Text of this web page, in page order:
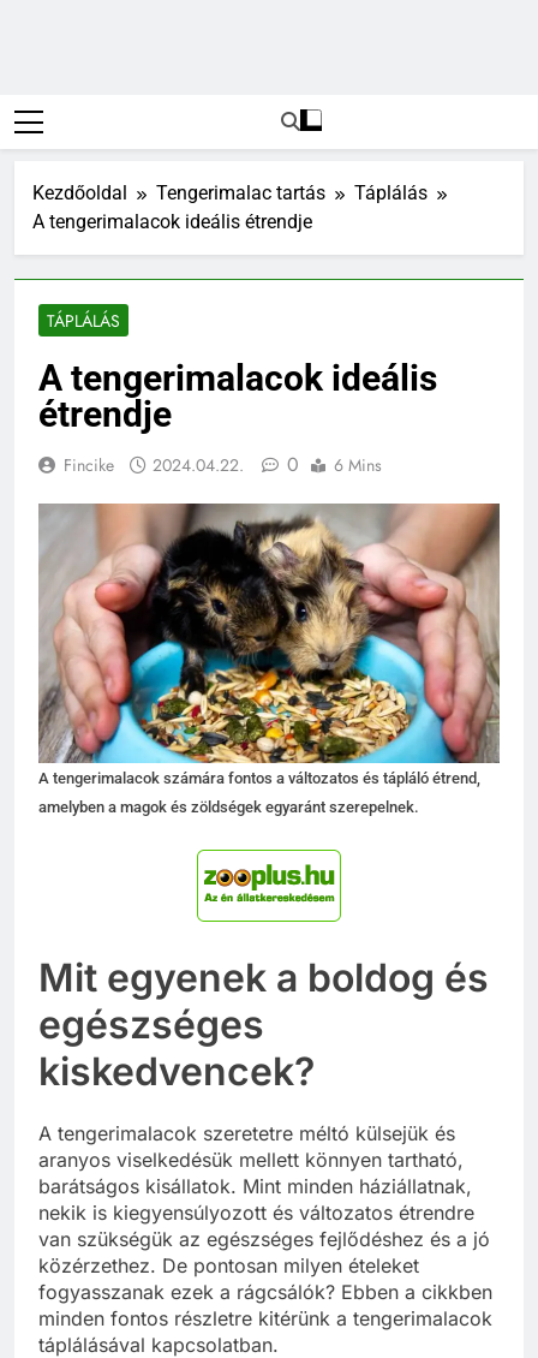
Kezdőoldal Tengerimalac tartás
Táplálás
A tengerimalacok ideális étrendje
TÁPLÁLÁS
A tengerimalacok ideális
étrendje
Fincike 2024.04.22. 0 6 Mins
A tengerimalacok számára fontos a változatos és tápláló étrend,
amelyben a magok és zöldségek egyaránt szerepelnek.
Mit egyenek a boldog és
egészséges
kiskedvencek?
A tengerimalacok szeretetre méltó külsejük és
aranyos viselkedésük mellett könnyen tartható,
barátságos kisállatok. Mint minden háziállatnak,
nekik is kiegyensúlyozott és változatos étrendre
van szükségük az egészséges fejlődéshez és a jó
közérzethez. De pontosan milyen ételeket
fogyasszanak ezek a rágcsálók? Ebben a cikkben
minden fontos részletre kitérünk a tengerimalacok
táplálásával kapcsolatban.